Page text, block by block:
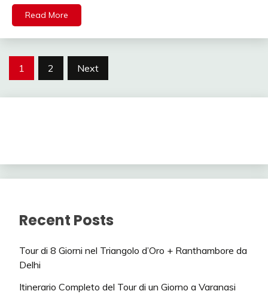
Read More
Posts
1 2 Next
Recent Posts
Tour di 8 Giorni nel Triangolo d’Oro + Ranthambore da
Delhi
Itinerario Completo del Tour di un Giorno a Varanasi